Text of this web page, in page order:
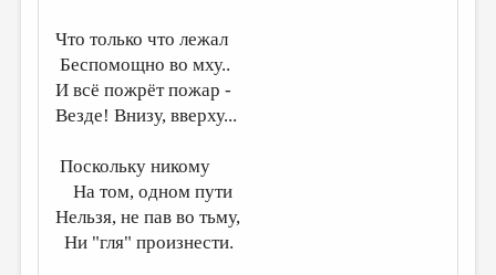
Что только что лежал
Беспомощно во мху..
И всё пожрёт пожар -
Везде! Внизу, вверху...
Поскольку никому
На том, одном пути
Нельзя, не пав во тьму,
Ни "гля" произнести.